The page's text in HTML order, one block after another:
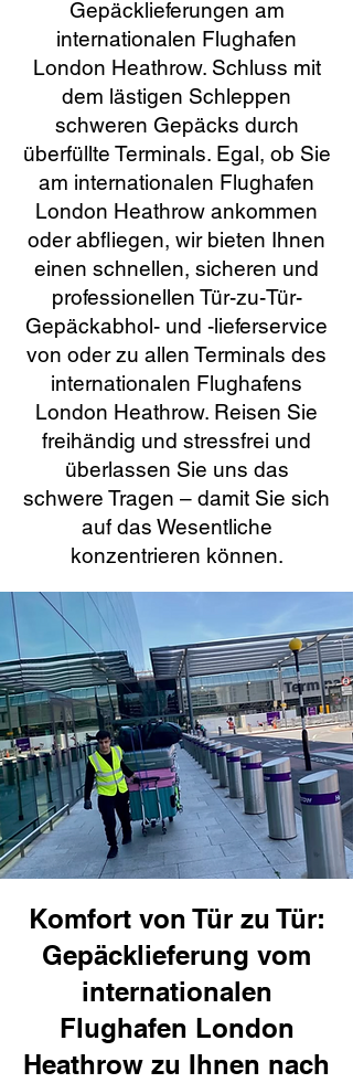
Gepäcklieferungen am
internationalen Flughafen
London Heathrow. Schluss mit
dem lästigen Schleppen
schweren Gepäcks durch
überfüllte Terminals. Egal, ob Sie
am internationalen Flughafen
London Heathrow ankommen
oder abfliegen, wir bieten Ihnen
einen schnellen, sicheren und
professionellen Tür-zu-Tür-
Gepäckabhol- und -lieferservice
von oder zu allen Terminals des
internationalen Flughafens
London Heathrow. Reisen Sie
freihändig und stressfrei und
überlassen Sie uns das
schwere Tragen – damit Sie sich
auf das Wesentliche
konzentrieren können.
Komfort von Tür zu Tür:
Gepäcklieferung vom
internationalen
Flughafen London
Heathrow zu Ihnen nach